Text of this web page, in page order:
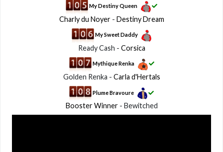
My Destiny Queen
Charly du Noyer- Destiny Dream
My Sweet Daddy
Ready Cash - Corsica
Mythique Renka
Golden Renka - Carla d'Hertals
Plume Bravoure
Booster Winner- Bewitched